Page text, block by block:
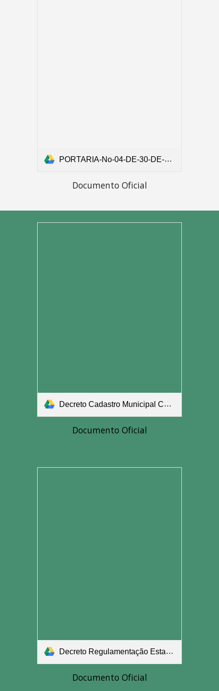
PORTARIA-No-04-DE-30-DE-NOVEMBRO-DE-2020 (1).pdf
Documento Oficial
Decreto Cadastro Municipal Cultural.pdf
Documento Oficial
Decreto Regulamentação Estadual.pdf
Documento Oficial